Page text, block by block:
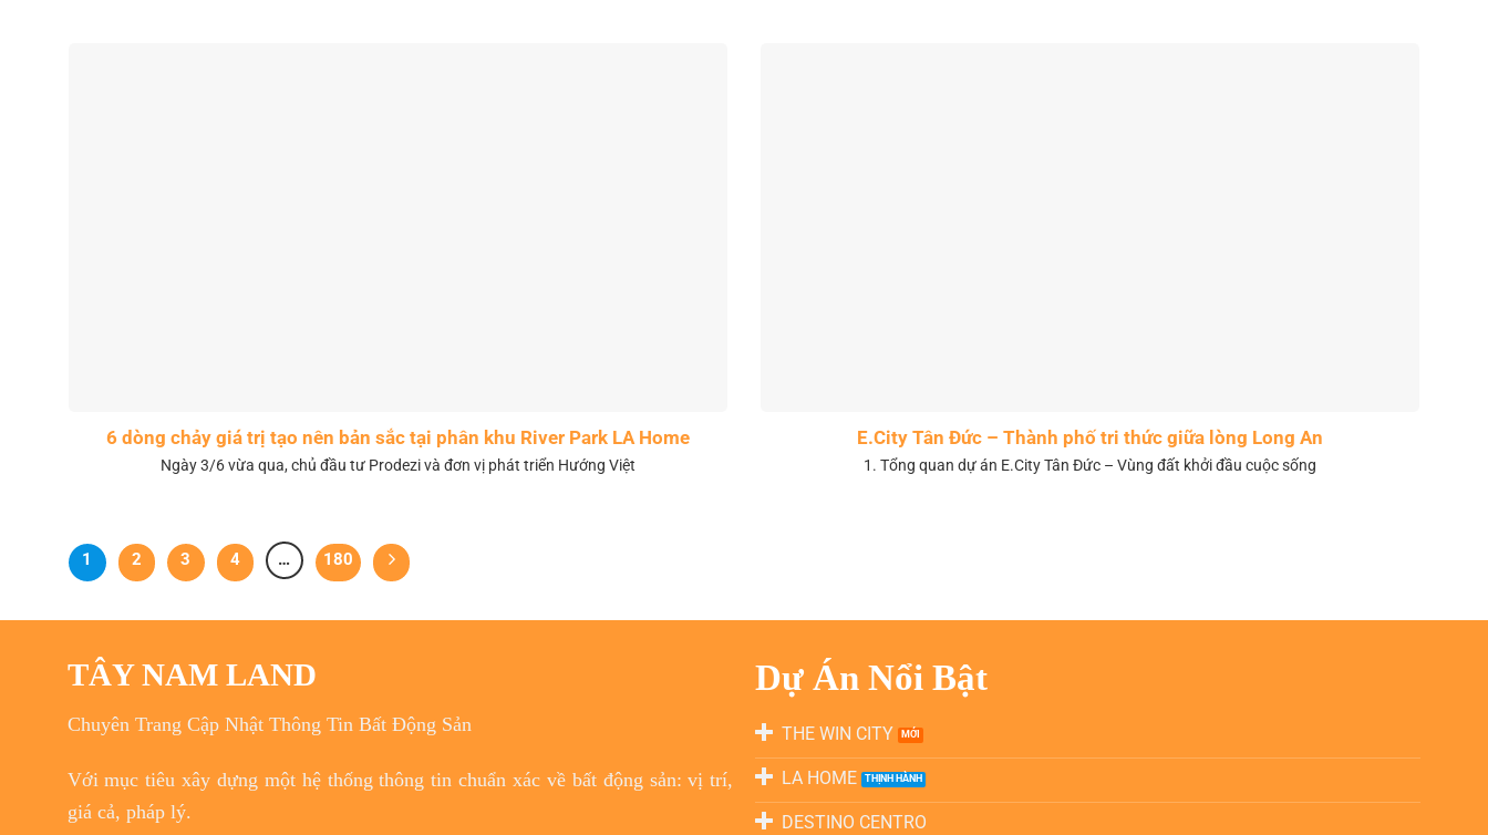
6 dòng chảy giá trị tạo nên bản sắc tại phân khu River Park LA Home
Ngày 3/6 vừa qua, chủ đầu tư Prodezi và đơn vị phát triển Hướng Việt
E.City Tân Đức – Thành phố tri thức giữa lòng Long An
1. Tổng quan dự án E.City Tân Đức – Vùng đất khởi đầu cuộc sống
1 2 3 4 … 180
TÂY NAM LAND
Chuyên Trang Cập Nhật Thông Tin Bất Động Sản
Vớimục tiêu xây dựng một hệ thống thông tin chuẩn xác về bất động sản: vị trí,
giá cả, pháp lý.
Dự Án Nổi Bật
THE WIN CITY
LA HOME
DESTINO CENTRO